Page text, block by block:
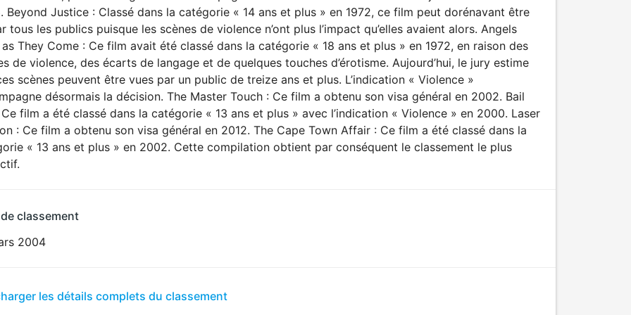
Beyond Justice : Classé dans la catégorie « 14 ans et plus » en 1972, ce film peut dorénavant être
tous les publics puisque les scènes de violence n’ont plus l’impact qu’elles avaient alors. Angels
They Come : Ce film avait été classé dans la catégorie « 18 ans et plus » en 1972, en raison des
de violence, des écarts de langage et de quelques touches d’érotisme. Aujourd’hui, le jury estime
scènes peuvent être vues par un public de treize ans et plus. L’indication « Violence »
désormais la décision. The Master Touch : Ce film a obtenu son visa général en 2002. Bail
film a été classé dans la catégorie « 13 ans et plus » avec l’indication « Violence » en 2000. Laser
: Ce film a obtenu son visa général en 2012. The Cape Town Affair : Ce film a été classé dans la
« 13 ans et plus » en 2002. Cette compilation obtient par conséquent le classement le plus
classement
2004
les détails complets du classement